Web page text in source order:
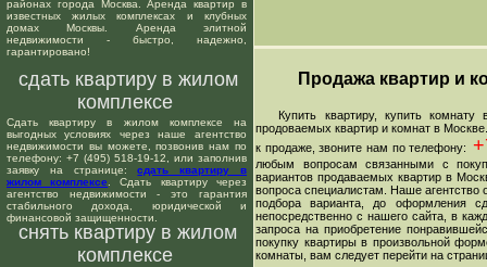
районах города Москва. Аренда квартир в
известных жилых комплексах и клубных
домах Москвы. Аренда элитной
недвижимости - быстро, надежно,
гарантировано!
сдать квартиру в жилом
комплексе
Сдать квартиру в жилом комплексе на
выгодных условиях через наше агентство
недвижимости вы можете, позвонив нам по
телефону: +7 (495) 518-19-12, или заполнив
заявку на странице:сдать квартиру в
жилом комплексе . Сдать квартиру через
агентство недвижимости - это гарантия
стабильного дохода, юридической и
финансовой защищенности.
снять квартиру в жилом
комплексе
Продажа квартир и
Купить квартиру, купить комнату
продоваемых квартир и комнат в
к продаже, звоните нам по телефону:
любым вопросам связанными с
вариантов продаваемых квартир в
вопроса специалистам. Наше агентство
подбора варианта, до оформления
непосредственно с нашего сайта, в
запроса на приобретение
покупку квартиры в произвольной
комнаты, вам следует перейти на